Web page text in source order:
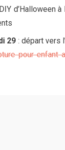
d’Halloween
29 : départ vers
pour enfant